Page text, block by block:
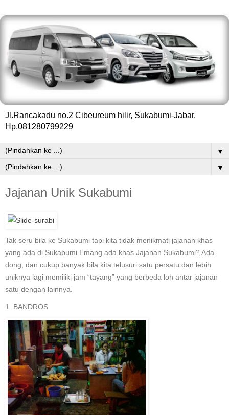
Jl.Rancakadu no.2 Cibeureum hilir, Sukabumi-Jabar.
Hp.081280799229
▼
▼
Jajanan Unik Sukabumi
Tak seru bila ke Sukabumi tapi kita tidak menikmati jajanan khas
yang ada di Sukabumi.Emang ada khas Jajanan Sukabumi? Ada
dong, dan cukup banyak bila kita telusuri satu persatu dan lebih
uniknya lagi memiliki jam “tayang” yang berbeda loh antar jajanan
satu dengan lainnya.
1. BANDROS